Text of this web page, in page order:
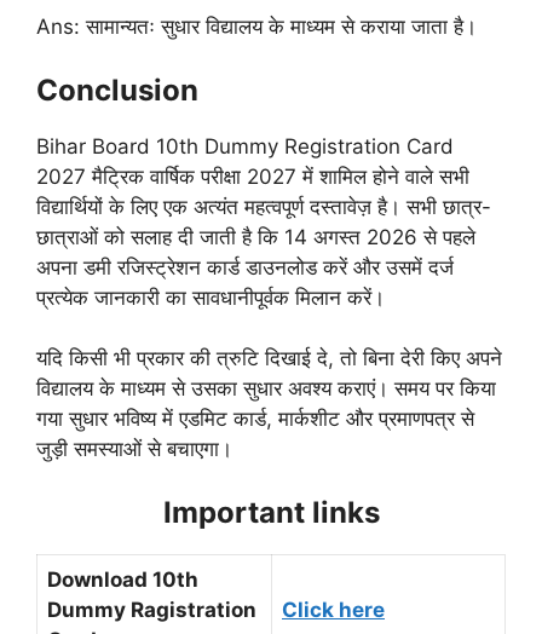
Ans: सामान्यतः सुधार विद्यालय के माध्यम से कराया जाता है।
Conclusion
Bihar Board 10th Dummy Registration Card
2027 मैट्रिक वार्षिक परीक्षा 2027 में शामिल होने वाले सभी
विद्यार्थियों के लिए एक अत्यंत महत्वपूर्ण दस्तावेज़ है। सभी छात्र-
छात्राओं को सलाह दी जाती है कि 14 अगस्त 2026 से पहले
अपना डमी रजिस्ट्रेशन कार्ड डाउनलोड करें और उसमें दर्ज
प्रत्येक जानकारी का सावधानीपूर्वक मिलान करें।
यदि किसी भी प्रकार की त्रुटि दिखाई दे, तो बिना देरी किए अपने
विद्यालय के माध्यम से उसका सुधार अवश्य कराएं। समय पर किया
गया सुधार भविष्य में एडमिट कार्ड, मार्कशीट और प्रमाणपत्र से
जुड़ी समस्याओं से बचाएगा।
Important links
Download 10th
Dummy Ragistration
Click here